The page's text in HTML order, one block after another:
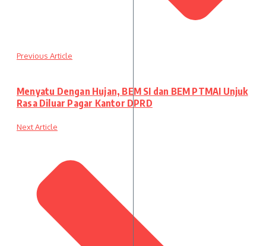
Previous Article
Menyatu Dengan Hujan, BEM SI dan BEM PTMAI Unjuk
Rasa Diluar Pagar Kantor DPRD
Next Article